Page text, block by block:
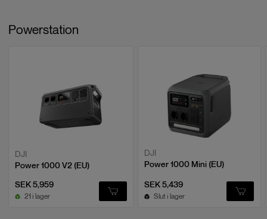
Powerstation
DJI
Power 1000 V2 (EU)
SEK 5,959
21 i lager
DJI
Power 1000 Mini (EU)
SEK 5,439
Slut i lager